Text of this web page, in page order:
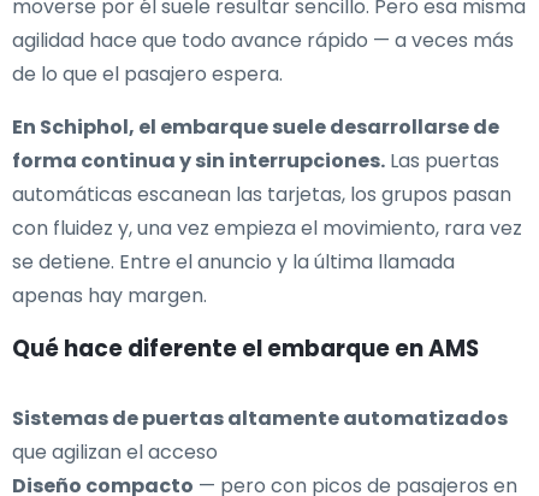
moverse por él suele resultar sencillo. Pero esa misma
agilidad hace que todo avance rápido — a veces más
de lo que el pasajero espera.
En Schiphol, el embarque suele desarrollarse de
forma continua y sin interrupciones. Las puertas
automáticas escanean las tarjetas, los grupos pasan
con fluidez y, una vez empieza el movimiento, rara vez
se detiene. Entre el anuncio y la última llamada
apenas hay margen.
Qué hace diferente el embarque en AMS
Sistemas de puertas altamente automatizados
que agilizan el acceso
Diseño compacto — pero con picos de pasajeros en